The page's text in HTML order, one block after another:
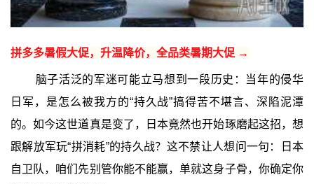
拼多多暑假大促，升温降价，全品类暑期大促 →
脑子活泛的军迷可能立马想到一段历史：当年的侵华
日军，是怎么被我方的“持久战”搞得苦不堪言、深陷泥潭
的。如今这世道真是变了，日本竟然也开始琢磨起这招，想
跟解放军玩“拼消耗”的持久战？这不禁让人想问一句：日本
自卫队，咱们先别管你能不能赢，单就这身子骨，你确定你